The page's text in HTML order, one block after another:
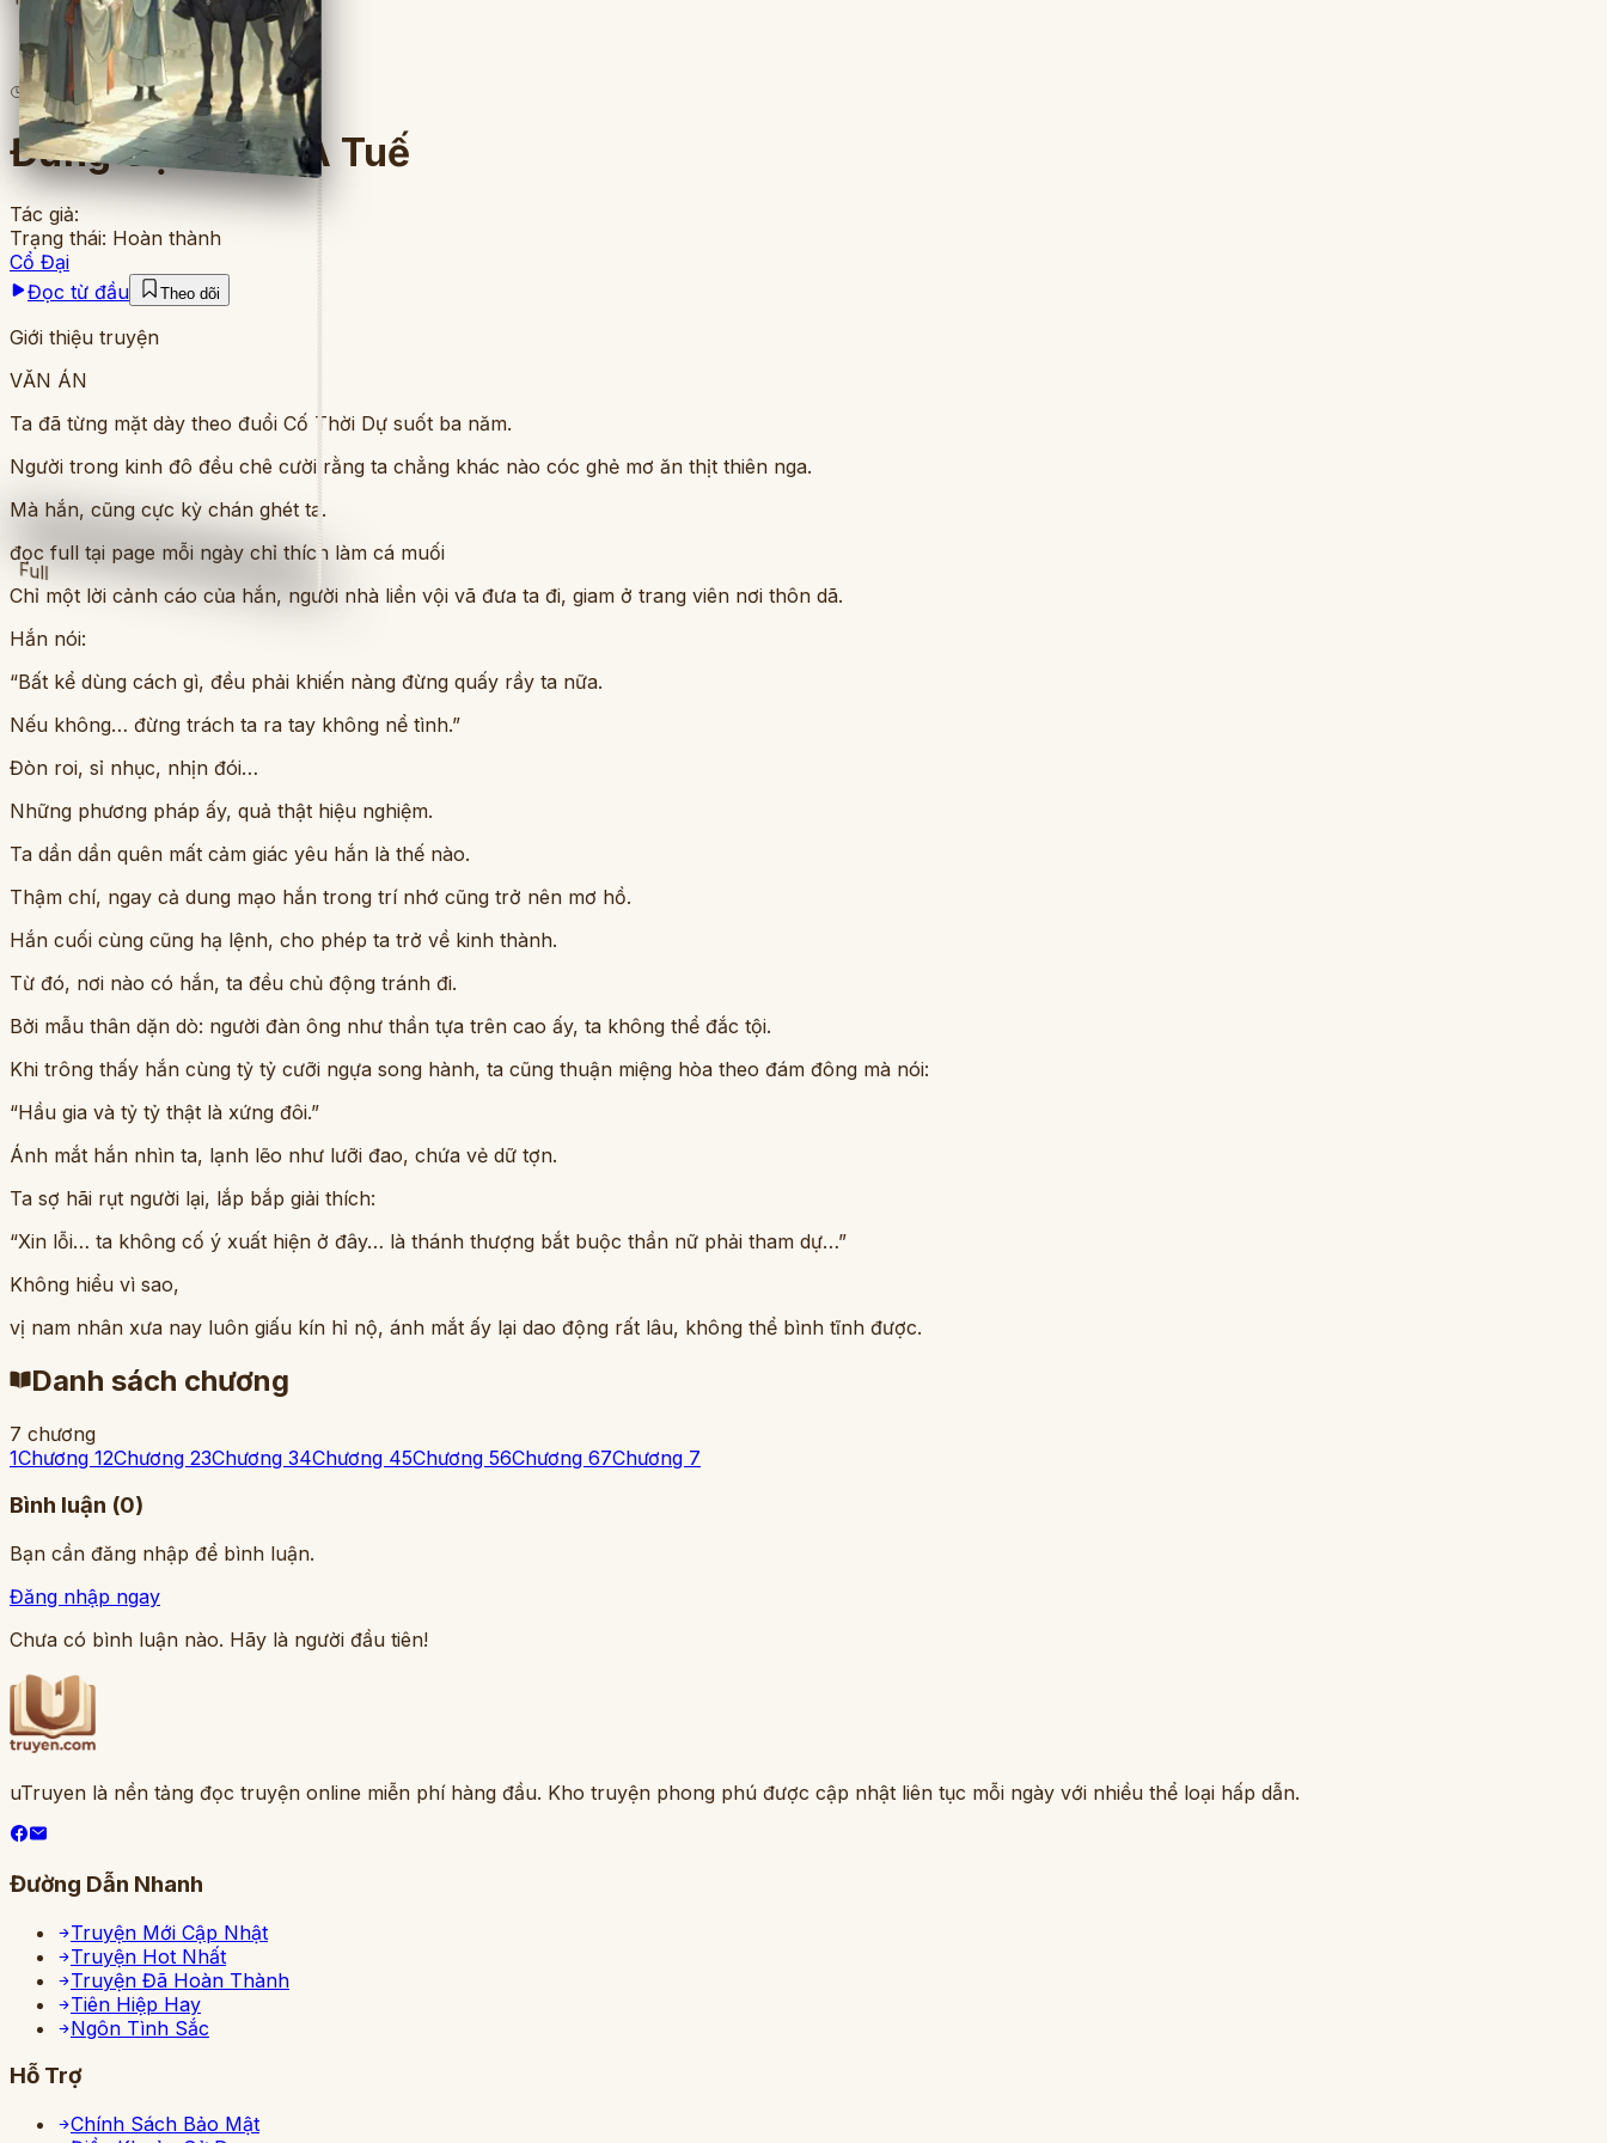
Full
4lượt đọc· 7chương
Đừng Gọi Ta Là A Tuế
Tác giả:
Trạng thái: Hoàn thành
Cổ Đại
Đọc từ đầu
Theo dõi
Giới thiệu truyện
VĂN ÁN
Ta đã từng mặt dày theo đuổi Cố Thời Dự suốt ba năm.
Người trong kinh đô đều chê cười rằng ta chẳng khác nào cóc ghẻ mơ ăn thịt thiên nga.
Mà hắn, cũng cực kỳ chán ghét ta.
đọc full tại page mỗi ngày chỉ thích làm cá muối
Chỉ một lời cảnh cáo của hắn, người nhà liền vội vã đưa ta đi, giam ở trang viên nơi thôn dã.
Hắn nói:
“Bất kể dùng cách gì, đều phải khiến nàng đừng quấy rầy ta nữa.
Nếu không… đừng trách ta ra tay không nể tình.”
Đòn roi, sỉ nhục, nhịn đói…
Những phương pháp ấy, quả thật hiệu nghiệm.
Ta dần dần quên mất cảm giác yêu hắn là thế nào.
Thậm chí, ngay cả dung mạo hắn trong trí nhớ cũng trở nên mơ hồ.
Hắn cuối cùng cũng hạ lệnh, cho phép ta trở về kinh thành.
Từ đó, nơi nào có hắn, ta đều chủ động tránh đi.
Bởi mẫu thân dặn dò: người đàn ông như thần tựa trên cao ấy, ta không thể đắc tội.
Khi trông thấy hắn cùng tỷ tỷ cưỡi ngựa song hành, ta cũng thuận miệng hòa theo đám đông mà nói:
“Hầu gia và tỷ tỷ thật là xứng đôi.”
Ánh mắt hắn nhìn ta, lạnh lẽo như lưỡi đao, chứa vẻ dữ tợn.
Ta sợ hãi rụt người lại, lắp bắp giải thích:
“Xin lỗi… ta không cố ý xuất hiện ở đây… là thánh thượng bắt buộc thần nữ phải tham dự…”
Không hiểu vì sao,
vị nam nhân xưa nay luôn giấu kín hỉ nộ, ánh mắt ấy lại dao động rất lâu, không thể bình tĩnh được.
Danh sách chương
7 chương
1Chương 12Chương 23Chương 34Chương 45Chương 56Chương 67Chương 7
Bình luận (0)
Bạn cần đăng nhập để bình luận.
Đăng nhập ngay
Chưa có bình luận nào. Hãy là người đầu tiên!
uTruyen là nền tảng đọc truyện online miễn phí hàng đầu. Kho truyện phong phú được cập nhật liên tục mỗi ngày với nhiều thể loại hấp dẫn.
Đường Dẫn Nhanh
Truyện Mới Cập Nhật
Truyện Hot Nhất
Truyện Đã Hoàn Thành
Tiên Hiệp Hay
Ngôn Tình Sắc
Hỗ Trợ
Chính Sách Bảo Mật